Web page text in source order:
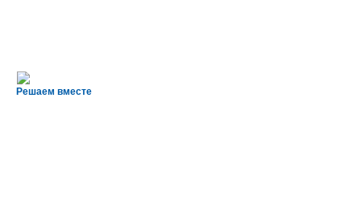
Решаем вместе